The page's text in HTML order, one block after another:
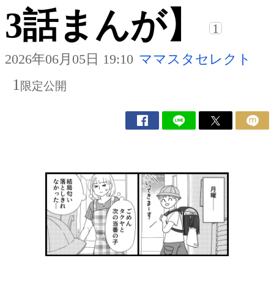
3話まんが】
1
2026年06月05日 19:10 ママスタセレクト
1 限定公開